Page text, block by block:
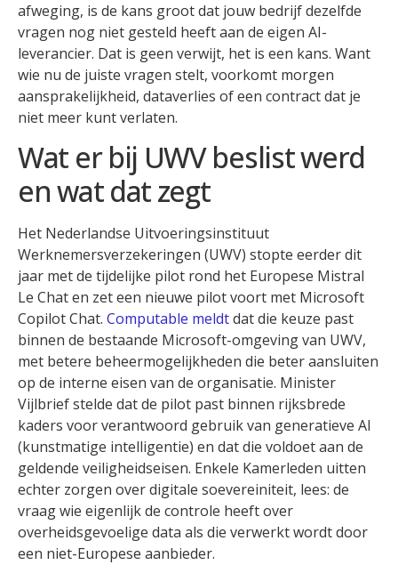
afweging, is de kans groot dat jouw bedrijf dezelfde
vragen nog niet gesteld heeft aan de eigen AI-
leverancier. Dat is geen verwijt, het is een kans. Want
wie nu de juiste vragen stelt, voorkomt morgen
aansprakelijkheid, dataverlies of een contract dat je
niet meer kunt verlaten.
Wat er bij UWV beslist werd
en wat dat zegt
Het Nederlandse Uitvoeringsinstituut
Werknemersverzekeringen (UWV) stopte eerder dit
jaar met de tijdelijke pilot rond het Europese Mistral
Le Chat en zet een nieuwe pilot voort met Microsoft
Copilot Chat. Computable meldtdat die keuze past
binnen de bestaande Microsoft-omgeving van UWV,
met betere beheermogelijkheden die beter aansluiten
op de interne eisen van de organisatie. Minister
Vijlbrief stelde dat de pilot past binnen rijksbrede
kaders voor verantwoord gebruik van generatieve AI
(kunstmatige intelligentie) en dat die voldoet aan de
geldende veiligheidseisen. Enkele Kamerleden uitten
echter zorgen over digitale soevereiniteit, lees: de
vraag wie eigenlijk de controle heeft over
overheidsgevoelige data als die verwerkt wordt door
een niet-Europese aanbieder.